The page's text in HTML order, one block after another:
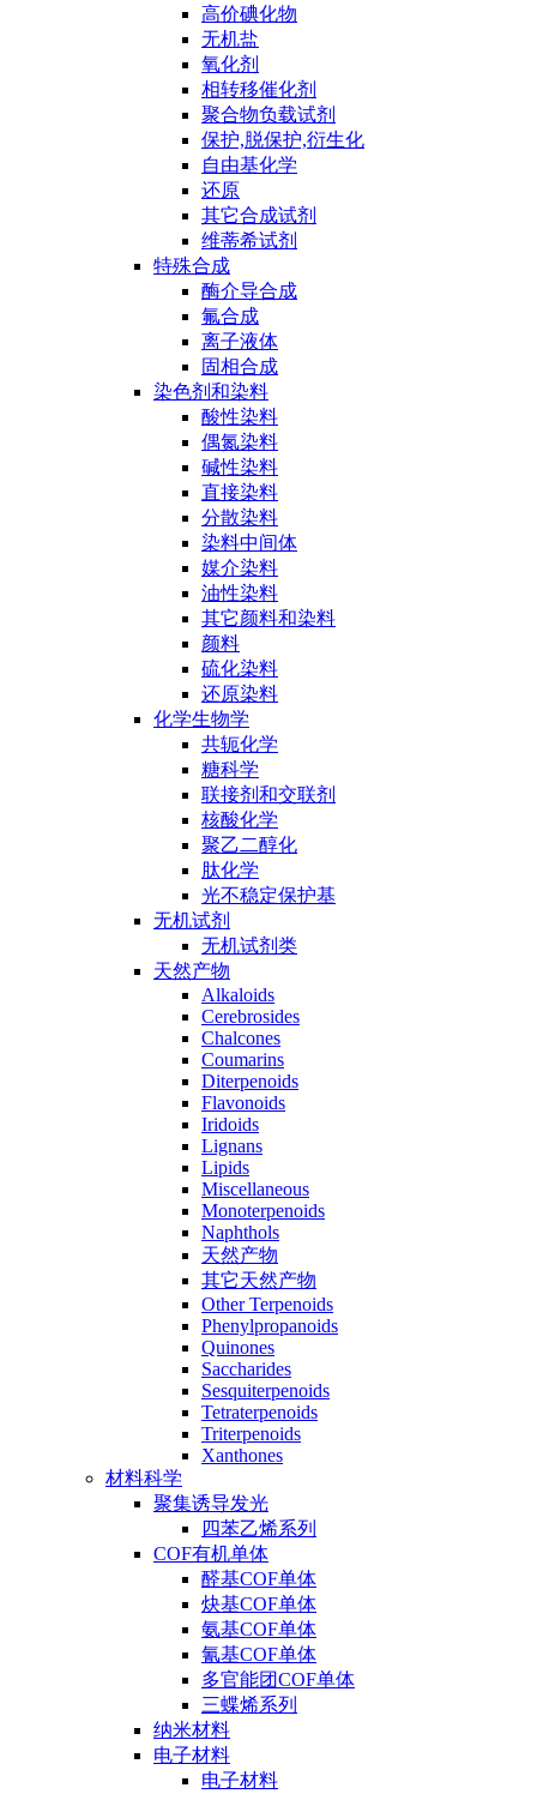
高价碘化物
无机盐
氧化剂
相转移催化剂
聚合物负载试剂
保护,脱保护,衍生化
自由基化学
还原
其它合成试剂
维蒂希试剂
特殊合成
酶介导合成
氟合成
离子液体
固相合成
染色剂和染料
酸性染料
偶氮染料
碱性染料
直接染料
分散染料
染料中间体
媒介染料
油性染料
其它颜料和染料
颜料
硫化染料
还原染料
化学生物学
共轭化学
糖科学
联接剂和交联剂
核酸化学
聚乙二醇化
肽化学
光不稳定保护基
无机试剂
无机试剂类
天然产物
Alkaloids
Cerebrosides
Chalcones
Coumarins
Diterpenoids
Flavonoids
Iridoids
Lignans
Lipids
Miscellaneous
Monoterpenoids
Naphthols
天然产物
其它天然产物
Other Terpenoids
Phenylpropanoids
Quinones
Saccharides
Sesquiterpenoids
Tetraterpenoids
Triterpenoids
Xanthones
材料科学
聚集诱导发光
四苯乙烯系列
COF有机单体
醛基COF单体
炔基COF单体
氨基COF单体
氰基COF单体
多官能团COF单体
三蝶烯系列
纳米材料
电子材料
电子材料